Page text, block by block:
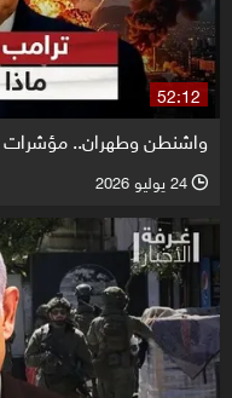
52:12
واشنطن وطهران.. مؤشرات
l 24 يوليو 2026